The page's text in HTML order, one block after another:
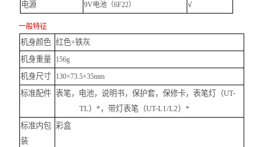
电源 9V电池（6F22） √
一般特征
机身颜色 红色+铁灰
机身重量
156g
机身尺寸 130×73.5×35mm
标准配件 表笔，电池，说明书，保护套，保修卡，表笔灯（UT-
TL） * ，带灯表笔（UT-L1/L2） *
标准内包
装
彩盒